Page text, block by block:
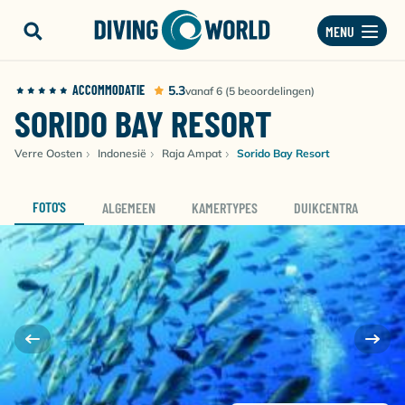
MENU
ACCOMMODATIE 5.3vanaf 6 (5 beoordelingen)
SORIDO BAY RESORT
Verre Oosten Indonesië Raja Ampat Sorido Bay Resort
FOTO'S ALGEMEEN KAMERTYPES DUIKCENTRA